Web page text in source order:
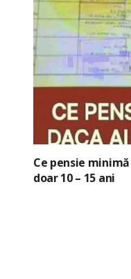
Ce pensie
doar 10 – 15 ani